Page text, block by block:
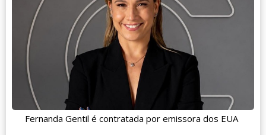
Fernanda Gentil é contratada por emissora dos EUA